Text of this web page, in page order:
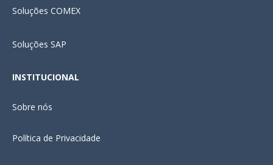
Soluções COMEX
Soluções SAP
INSTITUCIONAL
Sobre nós
Política de Privacidade